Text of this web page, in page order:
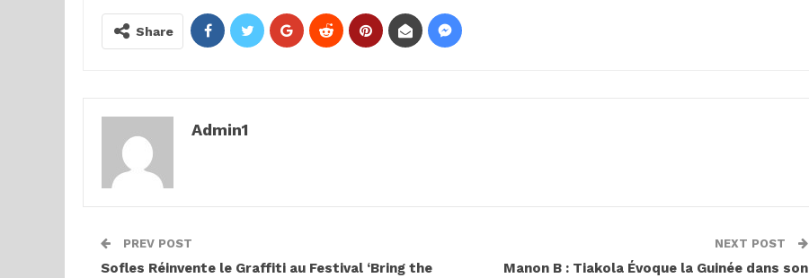
Share
Admin1
PREV POST
Sofles Réinvente le Graffiti au Festival ‘Bring the
NEXT POST
Manon B : Tiakola Évoque la Guinée dans son